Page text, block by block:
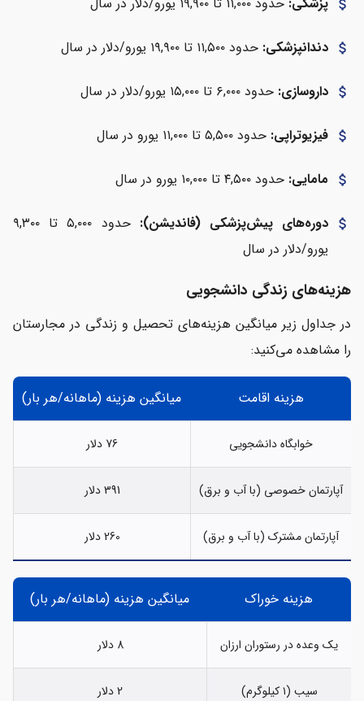
attach_money
attach_money دندانپزشکی: حدود ۱۱,۵۰۰ تا ۱۹,۹۰۰ یورو/دلار در سال
attach_money داروسازی: حدود ۶,۰۰۰ تا ۱۵,۰۰۰ یورو/دلار در سال
attach_money فیزیوتراپی: حدود ۵,۵۰۰ تا ۱۱,۰۰۰ یورو در سال
attach_money مامایی: حدود ۴,۵۰۰ تا ۱۰,۰۰۰ یورو در سال
attach_money دوره‌های پیش‌پزشکی (فاندیشن):
حدود ۵,۰۰۰ تا ۹,۳۰۰
یورو/دلار در سال
هزینه‌های زندگی دانشجویی
در جداول زیر میانگین هزینه‌های تحصیل و زندگی در مجارستان
را مشاهده می‌کنید:
هزینه اقامت میانگین هزینه (ماهانه/هر بار)
خوابگاه دانشجویی 76 دلار
آپارتمان خصوصی (با آب و برق) 391 دلار
آپارتمان مشترک (با آب و برق) 260 دلار
هزینه خوراک میانگین هزینه (ماهانه/هر بار)
یک وعده در رستوران ارزان 8 دلار
سیب (۱ کیلوگرم) 2 دلار